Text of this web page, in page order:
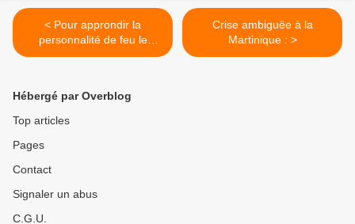
< Pour approndir la
personnalité de feu le
docteur Henri Bangou .
Crise ambiguëe à la
Martinique : >
Hébergé par Overblog
Top articles
Pages
Contact
Signaler un abus
C.G.U.